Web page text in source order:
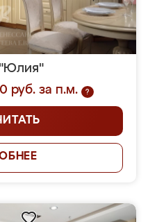
"Юлия"
руб. за п.м.
?